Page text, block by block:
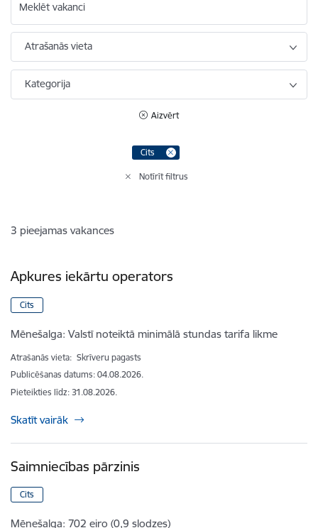
Meklēt vakanci
Atrašanās vieta
Kategorija
Aizvērt
Cits
Notīrīt filtrus
3 pieejamas vakances
Apkures iekārtu operators
Cits
Mēnešalga: Valstī noteiktā minimālā stundas tarifa likme
Atrašanās vieta: Skrīveru pagasts
Publicēšanas datums: 04.08.2026.
Pieteikties līdz: 31.08.2026.
Skatīt vairāk
Saimniecības pārzinis
Cits
Mēnešalga: 702 eiro (0,9 slodzes)